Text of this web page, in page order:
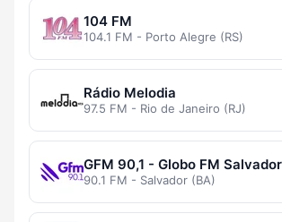
104 FM
104.1 FM - Porto Alegre (RS)
Rádio Melodia
97.5 FM - Rio de Janeiro (RJ)
GFM 90,1 - Globo FM Salvador
90.1 FM - Salvador (BA)